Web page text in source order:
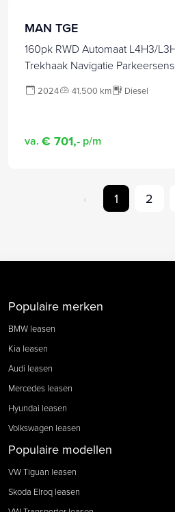
MAN TGE
160pk RWD Automaat L4H3/
Trekhaak Navigatie
2024 41.500 km Diesel
va. € 701,- p/m
‹ 1 2
Populaire merken
BMW leasen
Kia leasen
Audi leasen
Mercedes leasen
Hyundai leasen
Volkswagen leasen
Populaire modellen
VW Tiguan leasen
Skoda Elroq leasen